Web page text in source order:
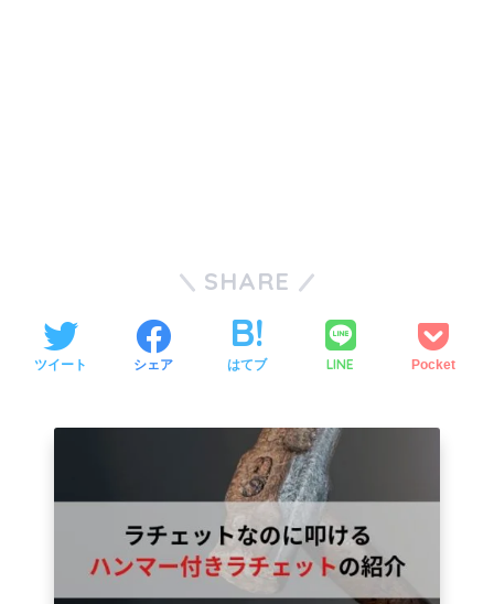
SHARE
ツイート シェア はてブ LINE Pocket